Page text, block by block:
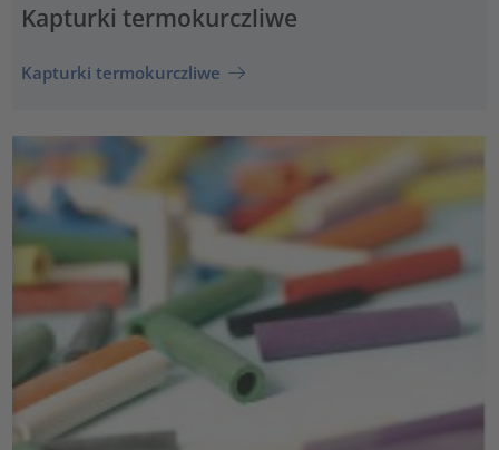
Kapturki termokurczliwe
Kapturki termokurczliwe